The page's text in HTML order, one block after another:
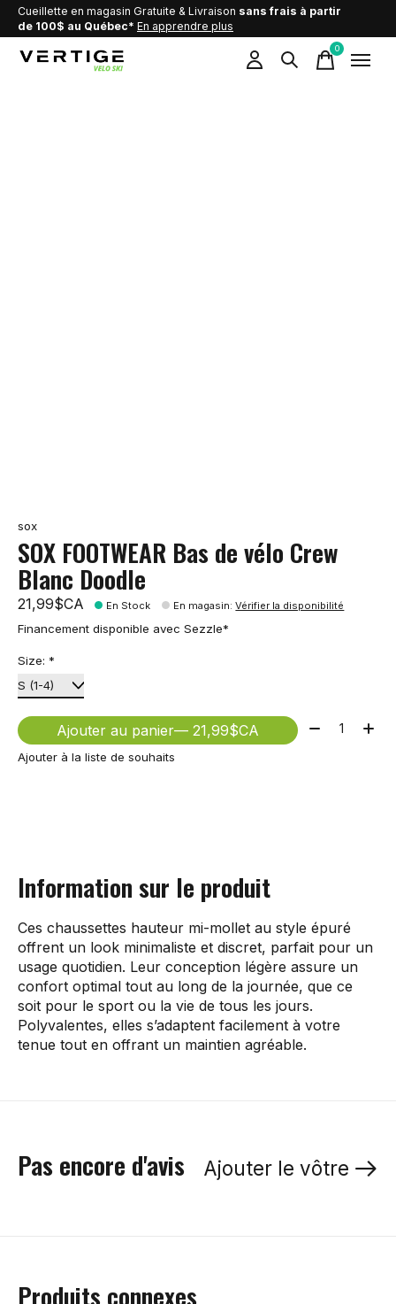
Cueillette en magasin Gratuite & Livraison sans frais à partir
de 100$ au Québec* En apprendre plus
0items
sox
SOX FOOTWEAR Bas de vélo Crew
Blanc Doodle
21,99$CA En Stock En magasin:Vérifier la disponibilité
Financement disponible avec Sezzle*
Size: *
Ajouter au panier — 21,99$CA Quantité:
Ajouter à la liste de souhaits
Information sur le produit
Ces chaussettes hauteur mi-mollet au style épuré
offrent un look minimaliste et discret, parfait pour un
usage quotidien. Leur conception légère assure un
confort optimal tout au long de la journée, que ce
soit pour le sport ou la vie de tous les jours.
Polyvalentes, elles s’adaptent facilement à votre
tenue tout en offrant un maintien agréable.
Pas encore d'avis Ajouter le vôtre
Produits connexes